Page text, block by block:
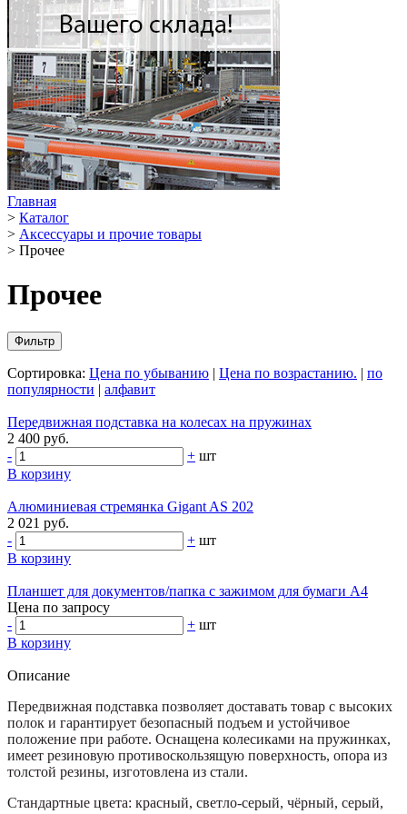
Главная
> Каталог
> Аксессуары и прочие товары
> Прочее
Прочее
Фильтр
Сортировка: Цена по убыванию | Цена по возрастанию. | по
популярности | алфавит
Передвижная подставка на колесах на пружинаx
2 400 руб.
-
+ шт
В корзину
Алюминиевая стремянка Gigant AS 202
2 021 руб.
-
+ шт
В корзину
Планшет для документов/папка с зажимом для бумаги А4
Цена по запросу
-
+ шт
В корзину
Описание
Передвижная подставка позволяет доставать товар с высоких
полок и гарантирует безопасный подъем и устойчивое
положение при работе. Оснащена колесиками на пружинках,
имеет резиновую противоскользящую поверхность, опора из
толстой резины, изготовлена из стали.
Стандартные цвета: красный, светло-серый, чёрный, серый,